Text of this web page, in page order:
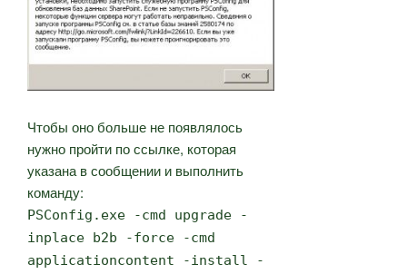
Чтобы оно больше не появлялось
нужно пройти по ссылке, которая
указана в сообщении и выполнить
команду:
PSConfig.exe -cmd upgrade -
inplace b2b -force -cmd
applicationcontent -install -